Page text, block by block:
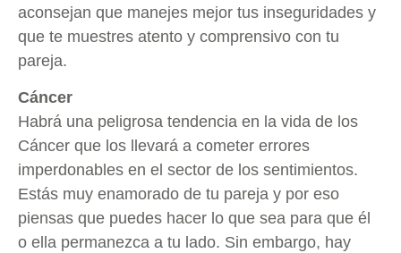
aconsejan que manejes mejor tus inseguridades y
que te muestres atento y comprensivo con tu
pareja.
Cáncer
Habrá una peligrosa tendencia en la vida de los
Cáncer que los llevará a cometer errores
imperdonables en el sector de los sentimientos.
Estás muy enamorado de tu pareja y por eso
piensas que puedes hacer lo que sea para que él
o ella permanezca a tu lado. Sin embargo, hay